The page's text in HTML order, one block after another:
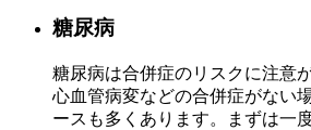
糖尿病
糖尿病は合併症のリスクに注意
心血管病変などの合併症がない
ースも多くあります。まずは一